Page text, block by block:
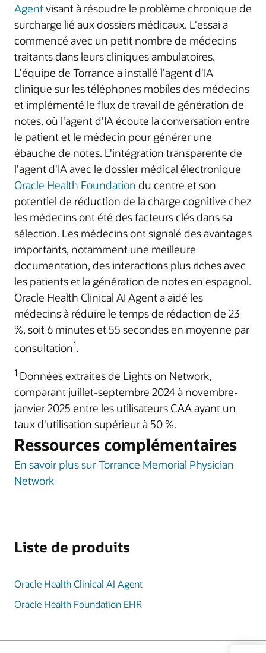
Agentvisant à résoudre le problème chronique de
surcharge lié aux dossiers médicaux. L'essai a
commencé avec un petit nombre de médecins
traitants dans leurs cliniques ambulatoires.
L'équipe de Torrance a installé l'agent d'IA
clinique sur les téléphones mobiles des médecins
et implémenté le flux de travail de génération de
notes, où l'agent d'IA écoute la conversation entre
le patient et le médecin pour générer une
ébauche de notes. L'intégration transparente de
l'agent d'IA avec le dossier médical électronique
Oracle Health Foundation du centre et son
potentiel de réduction de la charge cognitive chez
les médecins ont été des facteurs clés dans sa
sélection. Les médecins ont signalé des avantages
importants, notamment une meilleure
documentation, des interactions plus riches avec
les patients et la génération de notes en espagnol.
Oracle Health Clinical AI Agent a aidé les
médecins à réduire le temps de rédaction de 23
%, soit 6 minutes et 55 secondes en moyenne par
consultation1.
1 Données extraites de Lights on Network,
comparant juillet-septembre 2024 à novembre-
janvier 2025 entre les utilisateurs CAA ayant un
taux d'utilisation supérieur à 50 %.
Ressources complémentaires
En savoir plus sur Torrance Memorial Physician
Network
Liste de produits
Oracle Health Clinical AI Agent
Oracle Health Foundation EHR